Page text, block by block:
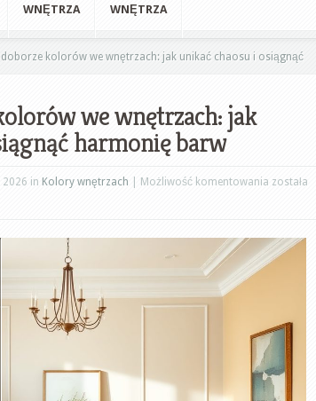
WNĘTRZA WNĘTRZA
doborze kolorów we wnętrzach: jak unikać chaosu i osiągnąć
we wnętrzach: jak
harmonię barw
2026 in Kolory wnętrzach Możliwość komentowania Błędy
kolorów
unikać
chaosu
i
osiągnąć
została